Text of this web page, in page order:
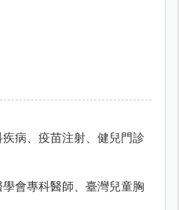
病、疫苗注射、健兒門診
會專科醫師、臺灣兒童胸